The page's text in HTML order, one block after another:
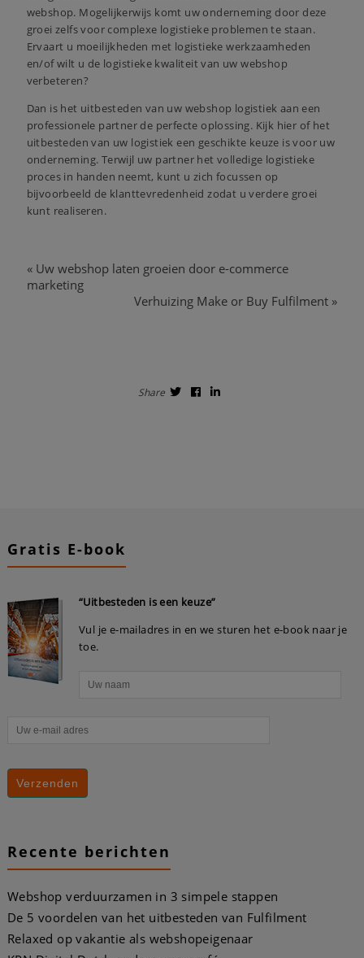
webshop. Mogelijkerwijs komt uw onderneming door deze
groei zelfs voor complexe logistieke problemen te staan.
Ervaart u moeilijkheden met logistieke werkzaamheden
en/of wilt u de logistieke kwaliteit van uw webshop
verbeteren?
Dan is het uitbesteden van uw webshop logistiek aan een
professionele partner de perfecte oplossing. Kijk hier of het
uitbesteden van uw logistiek een geschikte keuze is voor uw
onderneming. Terwijl uw partner het volledige logistieke
proces in handen neemt, kunt u zich focussen op
bijvoorbeeld de klanttevredenheid zodat u verdere groei
kunt realiseren.
« Uw webshop laten groeien door e-commerce
marketing
Verhuizing Make or Buy Fulfilment »
Share
Gratis E-book
“Uitbesteden is een keuze”
Vul je e-mailadres in en we sturen het e-book naar je
toe.
Recente berichten
Webshop verduurzamen in 3 simpele stappen
De 5 voordelen van het uitbesteden van Fulfilment
Relaxed op vakantie als webshopeigenaar
Dit zal sluiten in13seconden